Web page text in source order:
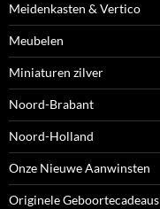
Meidenkasten & Vertico
Meubelen
Miniaturen zilver
Noord-Brabant
Noord-Holland
Onze Nieuwe Aanwinsten
Originele Geboortecadeaus